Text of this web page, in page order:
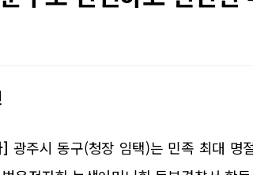
] 광주시 동구(청장 임택)는 민족 최대 명